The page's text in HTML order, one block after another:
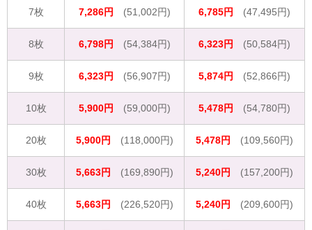
7枚 7,286円 (51,002円) 6,785円 (47,495円)
8枚 6,798円 (54,384円) 6,323円 (50,584円)
9枚 6,323円 (56,907円) 5,874円 (52,866円)
10枚 5,900円 (59,000円) 5,478円 (54,780円)
20枚 5,900円 (118,000円) 5,478円 (109,560円)
30枚 5,663円 (169,890円) 5,240円 (157,200円)
40枚 5,663円 (226,520円) 5,240円 (209,600円)